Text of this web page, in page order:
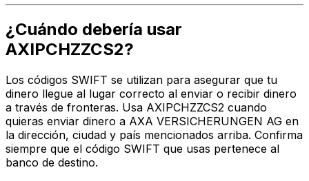
¿Cuándo debería usar
AXIPCHZZCS2?
Los códigos SWIFT se utilizan para asegurar que tu
dinero llegue al lugar correcto al enviar o recibir dinero
a través de fronteras. Usa AXIPCHZZCS2 cuando
quieras enviar dinero a AXA VERSICHERUNGEN AG en
la dirección, ciudad y país mencionados arriba. Confirma
siempre que el código SWIFT que usas pertenece al
banco de destino.